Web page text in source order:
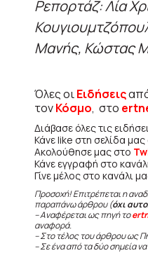
Ρεπορτάζ: Λία
Μανής, Κώστας
Όλες οιΕιδήσεις
τονΚόσμο, στο
Διάβασε όλες τις
Κάνε like στη σελίδα μας
Ακολούθησε μας στο
Κάνε εγγραφή στο
Γίνε μέλος στο κανάλι
Προσοχή! Επιτρέπεται η
παραπάνω άρθρου (όχι
– Αναφέρεται ως πηγή το
αναφορά.
– Στο τέλος του άρθρου ως
– Σε ένα από τα δύο σημεία